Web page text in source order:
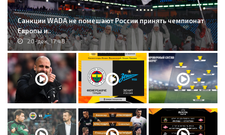
Санкции WADA не помешают России принять чемпионат
Европы и..
20-дек, 17:48